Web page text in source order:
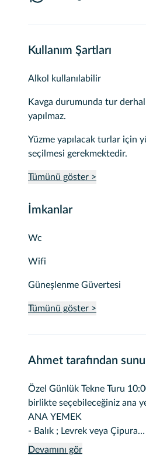
Kullanım Şartları
Alkol kullanılabilir
Kavga durumunda tur derhal
yapılmaz.
Yüzme yapılacak turlar için
seçilmesi gerekmektedir.
Tümünü göster >
İmkanlar
Wc
Wifi
Güneşlenme Güvertesi
Tümünü göster >
Ahmet tarafından
Özel Günlük Tekne Turu
birlikte seçebileceğiniz ana
ANA YEMEK
- Balık ; Levrek veya Çipura
- Köfte
Devamını gör